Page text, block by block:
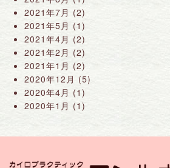
2021年7月 (2)
2021年5月 (1)
2021年4月 (2)
2021年2月 (2)
2021年1月 (2)
2020年12月 (5)
2020年4月 (1)
2020年1月 (1)